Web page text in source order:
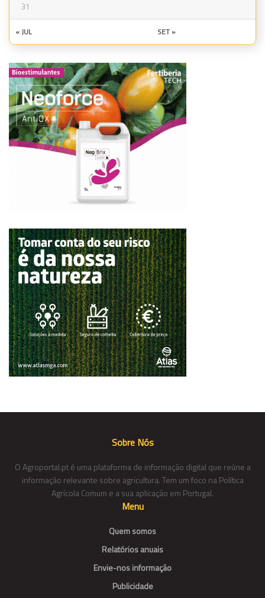
31
« JUL SET »
Sobre Nós
O Agroportal.pt é uma plataforma de informação digital que reúne a
informação relevante sobre agricultura. Tem um foco na Política
Agrícola Comum e a sua aplicação em Portugal.
Menu
Quem somos
Relatórios anuais
Envie-nos informação
Publicidade